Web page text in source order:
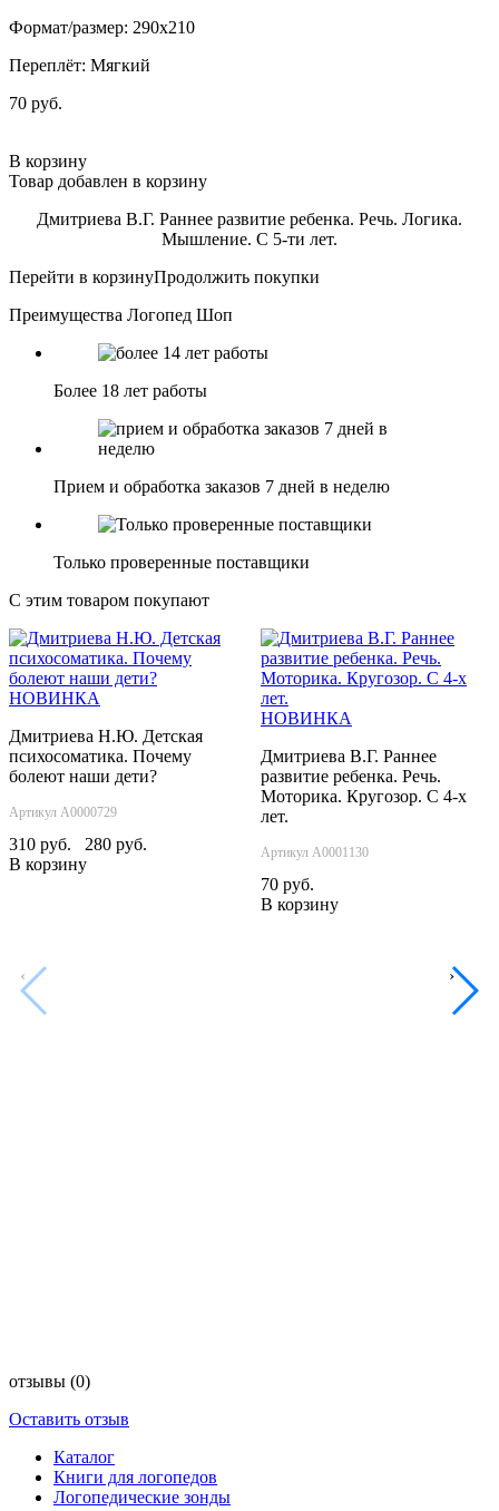
Формат/размер: 290х210
Переплёт: Мягкий
70 руб.
В корзину
Товар добавлен в корзину
Дмитриева В.Г. Раннее развитие ребенка. Речь. Логика.
Мышление. С 5-ти лет.
Перейти в корзинуПродолжить покупки
Преимущества Логопед Шоп
Более 18 лет работы
Прием и обработка заказов 7 дней в неделю
Только проверенные поставщики
С этим товаром покупают
НОВИНКА
Дмитриева Н.Ю. Детская
психосоматика. Почему
болеют наши дети?
Артикул А0000729
310 руб.
280 руб.
В корзину
НОВИНКА
Дмитриева В.Г. Раннее
развитие ребенка. Речь.
Моторика. Кругозор. С 4-х
лет.
Артикул А0001130
70 руб.
В корзину
‹ ›
отзывы (0)
Оставить отзыв
Каталог
Книги для логопедов
Логопедические зонды